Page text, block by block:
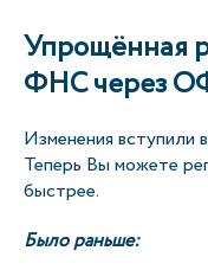
Упрощённая
ФНС через
Изменения вступили
Теперь Вы можете
быстрее.
Было раньше: